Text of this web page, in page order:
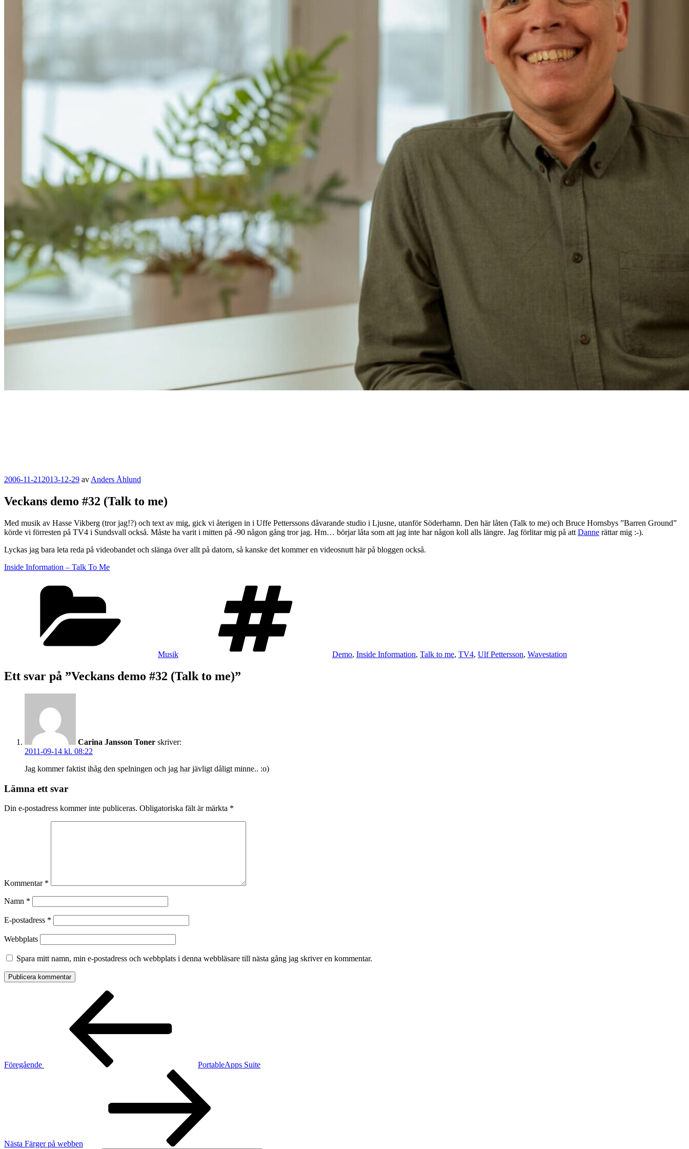
Publicerat
2006-11-21 2013-12-29 av Anders Åhlund
Veckans demo #32 (Talk to me)
Med musik av Hasse Vikberg (tror jag!?) och text av mig, gick vi återigen in i Uffe Petterssons dåvarande studio i Ljusne, utanför Söderhamn. Den här låten (Talk to me) och Bruce Hornsbys ”Barren Ground”
körde vi förresten på TV4 i Sundsvall också. Måste ha varit i mitten på -90 någon gång tror jag. Hm… börjar låta som att jag inte har någon koll alls längre. Jag förlitar mig på att Danne rättar mig :-).
Lyckas jag bara leta reda på videobandet och slänga över allt på datorn, så kanske det kommer en videosnutt här på bloggen också.
Inside Information – Talk To Me
Musik Demo, Inside Information, Talk to me, TV4, Ulf Pettersson, Wavestation
Ett svar på ”Veckans demo #32 (Talk to me)”
Carina Jansson Toner skriver:
2011-09-14 kl. 08:22
Jag kommer faktist ihåg den spelningen och jag har jävligt dåligt minne.. :o)
Lämna ett svar
Din e-postadress kommer inte publiceras. Obligatoriska fält är märkta *
Kommentar *
Namn *
E-postadress *
Webbplats
Spara mitt namn, min e-postadress och webbplats i denna webbläsare till nästa gång jag skriver en kommentar.
Inläggsnavigering
Föregående
PortableApps Suite
Nästa Färger på webben